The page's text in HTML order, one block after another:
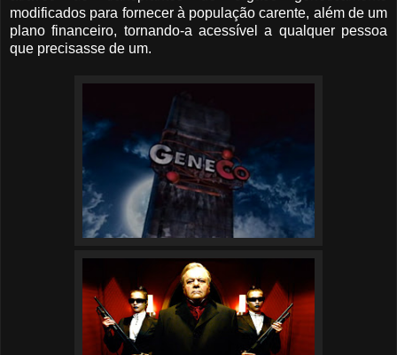
modificados para fornecer à população carente, além de um
plano financeiro, tornando-a acessível a qualquer pessoa
que precisasse de um.